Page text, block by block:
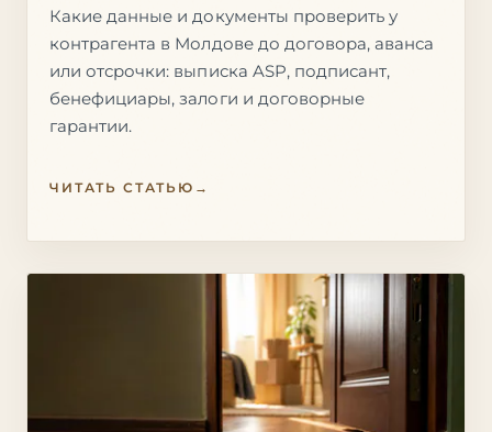
Какие данные и документы проверить у
контрагента в Молдове до договора, аванса
или отсрочки: выписка ASP, подписант,
бенефициары, залоги и договорные
гарантии.
ЧИТАТЬ СТАТЬЮ →